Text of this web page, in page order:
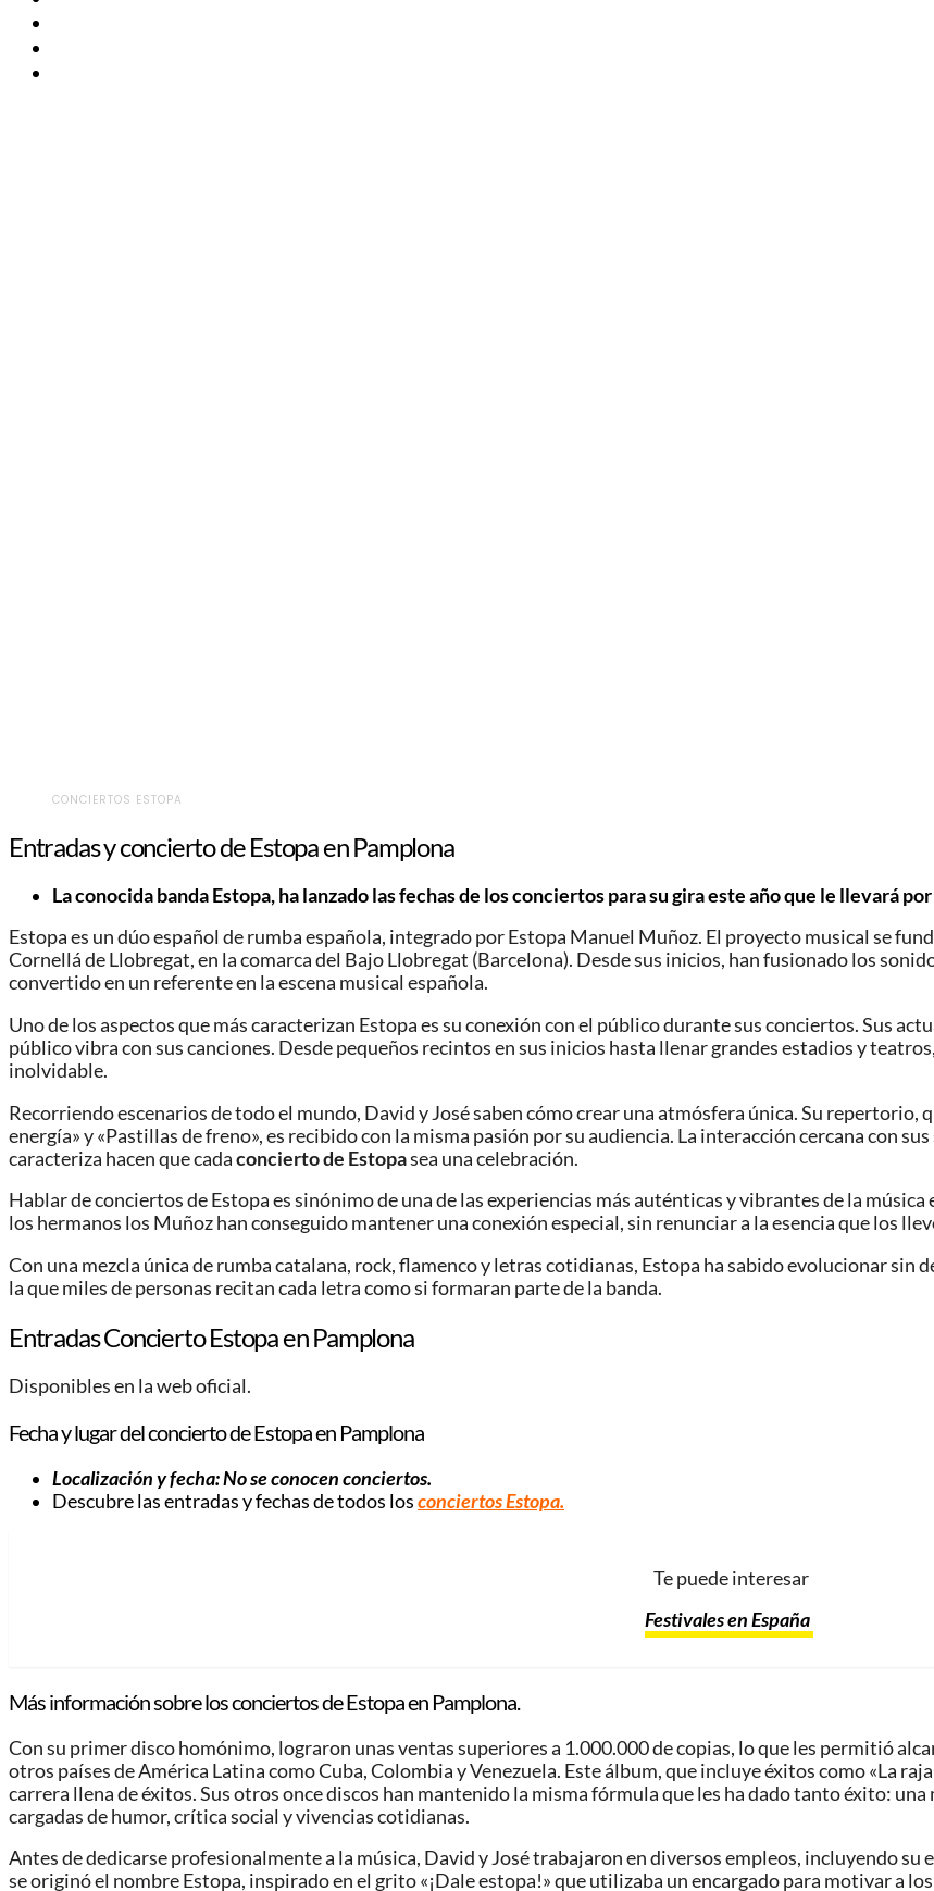
CONCIERTOS ESTOPA
Entradas y concierto de Estopa en Pamplona
La conocida banda Estopa, ha lanzado las fechas de los conciertos para su gira este año que le llevará
Estopa es un dúo español de rumba española, integrado por Estopa Manuel Muñoz. El proyecto musical se
Cornellá de Llobregat, en la comarca del Bajo Llobregat (Barcelona). Desde sus inicios, han fusionado los
convertido en un referente en la escena musical española.
Uno de los aspectos que más caracterizan Estopa es su conexión con el público durante sus conciertos. Sus
público vibra con sus canciones. Desde pequeños recintos en sus inicios hasta llenar grandes estadios y
inolvidable.
Recorriendo escenarios de todo el mundo, David y José saben cómo crear una atmósfera única. Su repertorio,
energía» y «Pastillas de freno», es recibido con la misma pasión por su audiencia. La interacción cercana con
caracteriza hacen que cadaconcierto de Estopasea una celebración.
Hablar de conciertos de Estopa es sinónimo de una de las experiencias más auténticas y vibrantes de la
los hermanos los Muñoz han conseguido mantener una conexión especial, sin renunciar a la esencia que los
Con una mezcla única de rumba catalana, rock, flamenco y letras cotidianas, Estopa ha sabido evolucionar sin
la que miles de personas recitan cada letra como si formaran parte de la banda.
Entradas Concierto Estopa en Pamplona
Disponibles en la web oficial.
Fecha y lugar del concierto de Estopa en Pamplona
Localización y fecha: No se conocen conciertos.
Descubre las entradas y fechas de todos losconciertos Estopa.
Te puede interesar
Festivales en España
Más información sobre los conciertos de Estopa en Pamplona.
Con su primer disco homónimo, lograron unas ventas superiores a 1.000.000 de copias, lo que les permitió
otros países de América Latina como Cuba, Colombia y Venezuela. Este álbum, que incluye éxitos como «La
carrera llena de éxitos. Sus otros once discos han mantenido la misma fórmula que les ha dado tanto éxito:
cargadas de humor, crítica social y vivencias cotidianas.
Antes de dedicarse profesionalmente a la música, David y José trabajaron en diversos empleos, incluyendo su
se originó el nombre Estopa, inspirado en el grito «¡Dale estopa!» que utilizaba un encargado para motivar a